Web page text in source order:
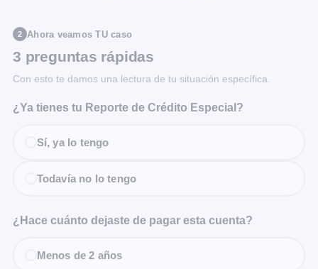
2 Ahora veamos TU caso
3 preguntas rápidas
Con esto te damos una lectura de tu situación específica.
¿Ya tienes tu Reporte de Crédito Especial?
Sí, ya lo tengo
Todavía no lo tengo
¿Hace cuánto dejaste de pagar esta cuenta?
Menos de 2 años